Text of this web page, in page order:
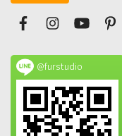
@furstudio